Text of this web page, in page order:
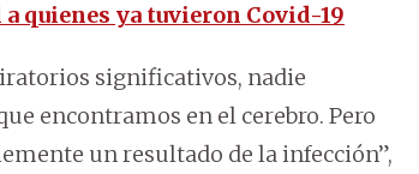
quienes ya tuvieron Covid-19
significativos, nadie
encontramos en el cerebro. Pero
un resultado de la infección”,